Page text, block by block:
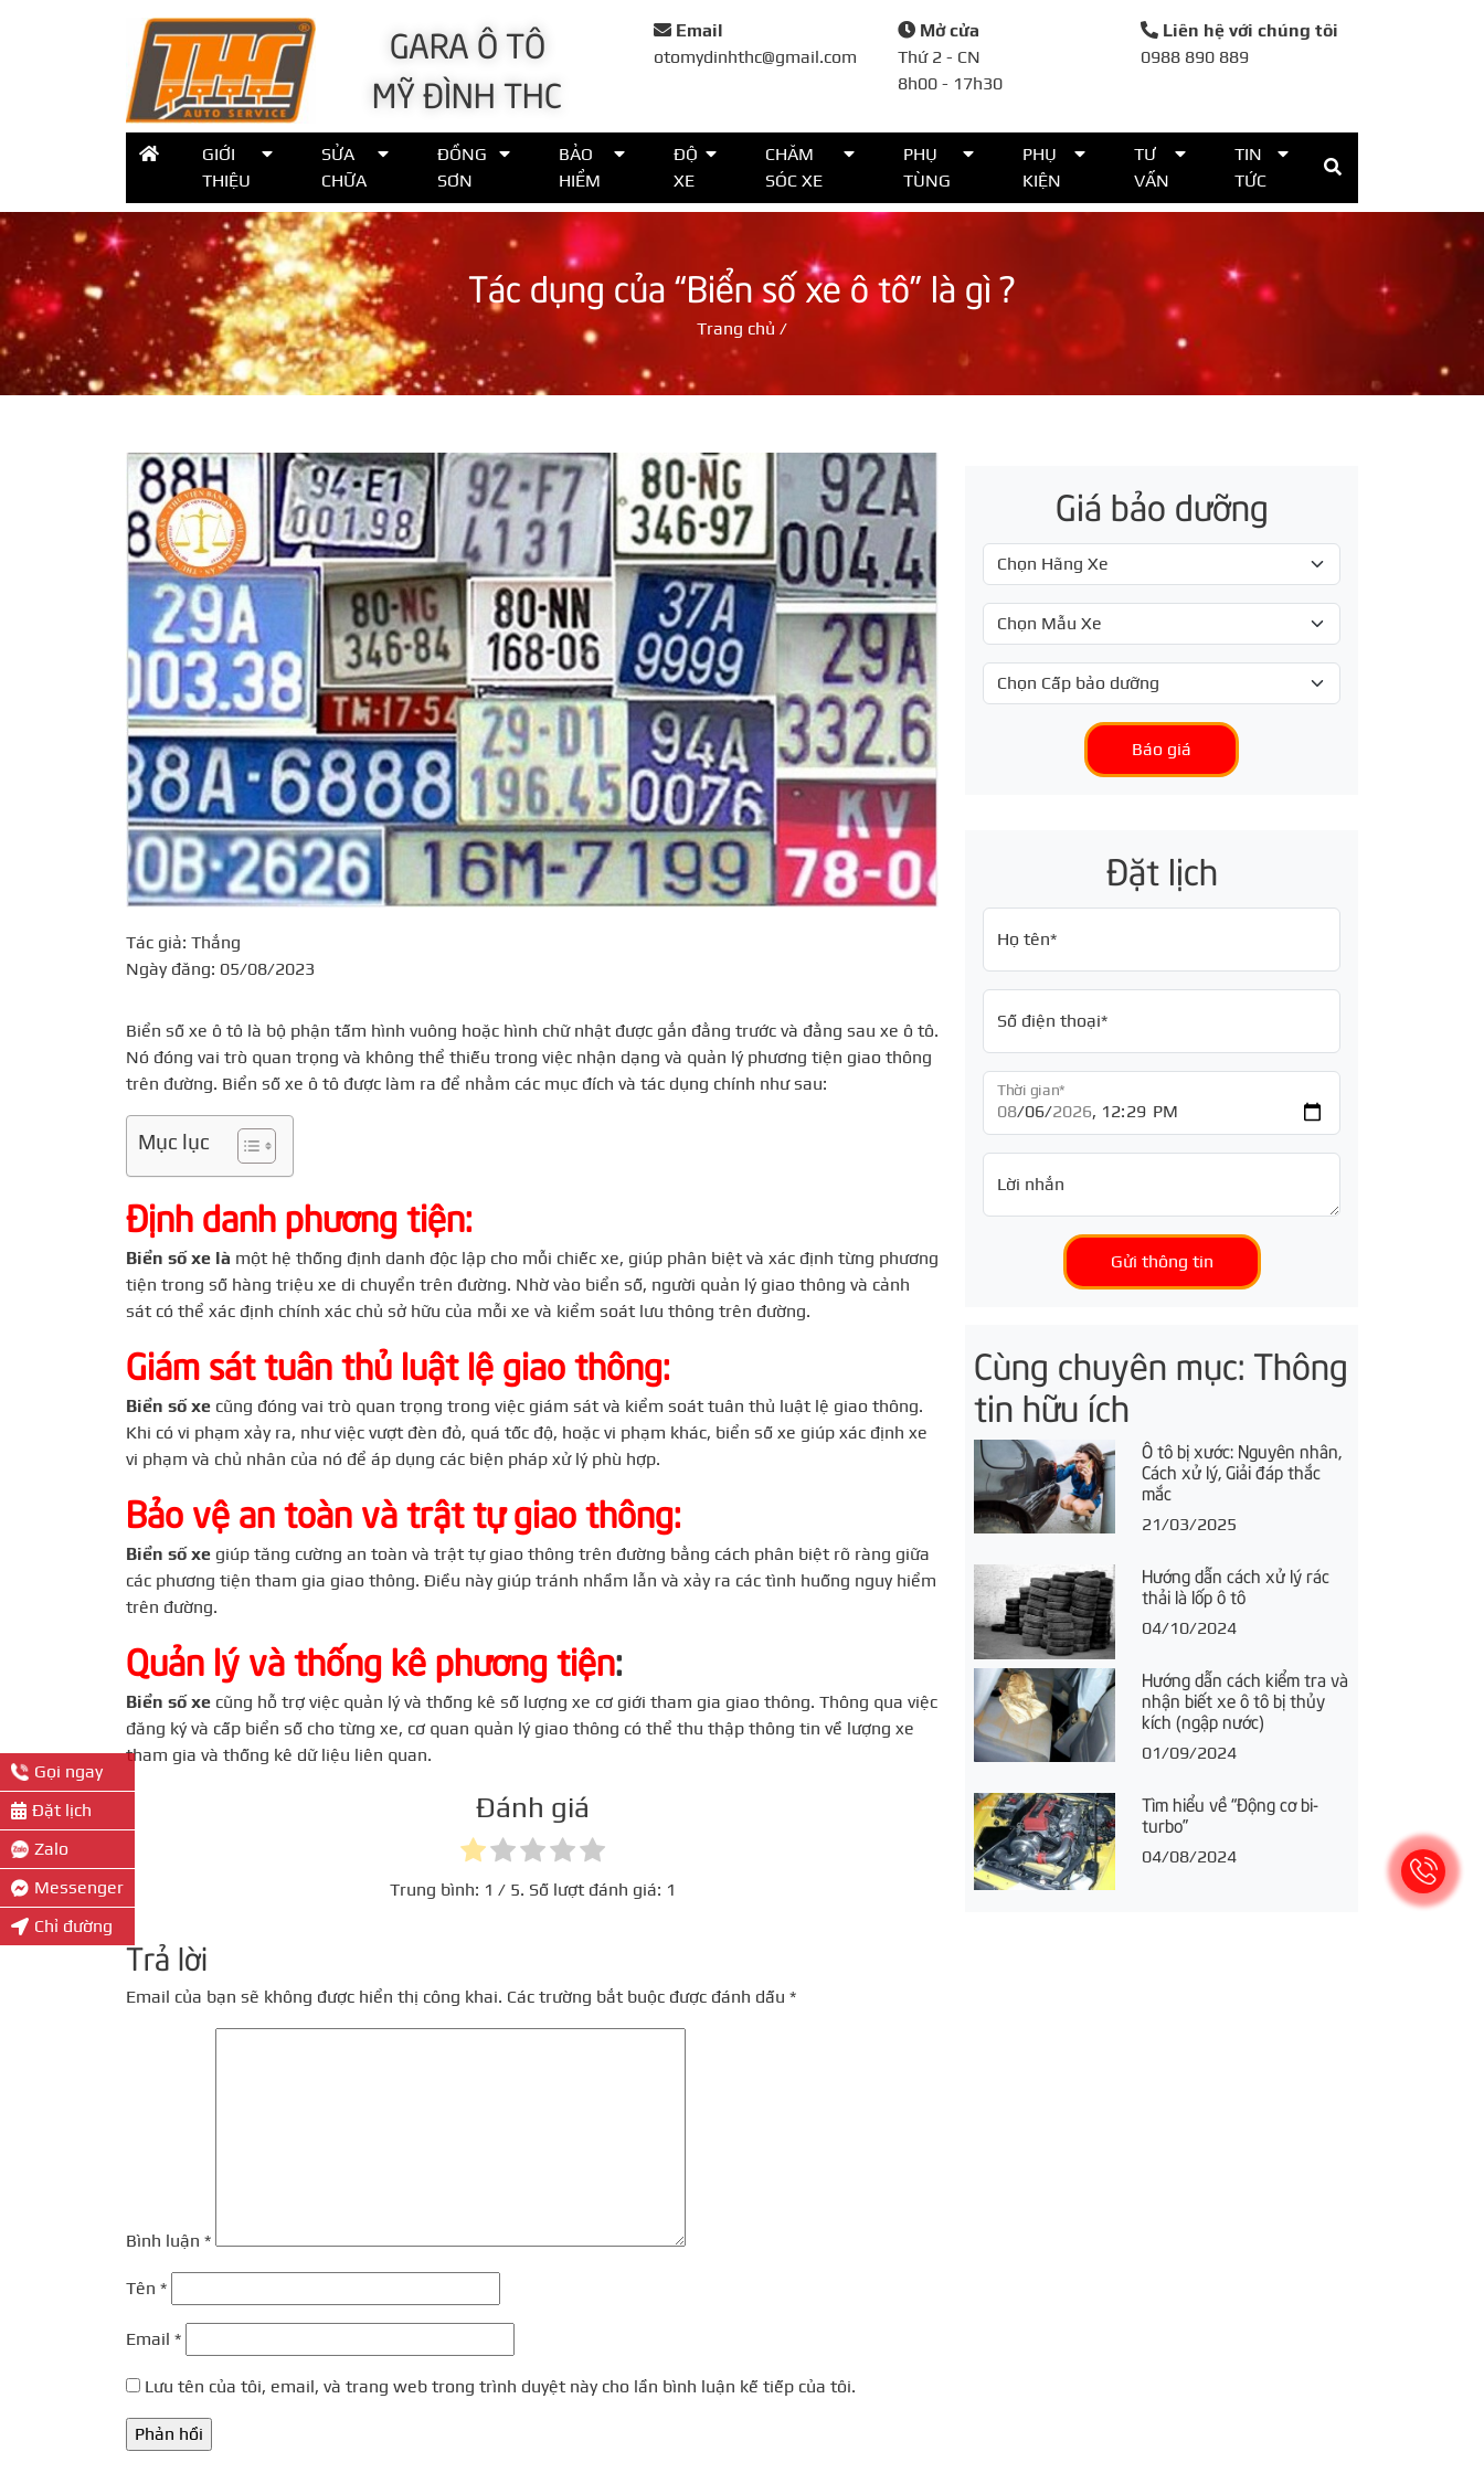
GARA Ô TÔ
MỸ ĐÌNH THC
Email
otomydinhthc@gmail.com
Mở cửa
Thứ 2 - CN
8h00 - 17h30
Liên hệ với chúng tôi
0988 890 889
GIỚI
THIỆU
SỬA
CHỮA
ĐỒNG
SƠN
BẢO
HIỂM
ĐỘ
XE
CHĂM
SÓC XE
PHỤ
TÙNG
PHỤ
KIỆN
TƯ
VẤN
TIN
TỨC
Đặt lịch
Họ tên*
Số điện thoại*
Thời gian*
Lời nhắn
Gửi thông tin
Tác dụng của “Biển số xe ô tô” là gì ?
Trang chủ /
Tác giả: Thắng
Ngày đăng: 05/08/2023
Biển số xe ô tô là bộ phận tấm hình vuông hoặc hình chữ nhật được gắn đằng trước và đằng sau xe ô tô.
Nó đóng vai trò quan trọng và không thể thiếu trong việc nhận dạng và quản lý phương tiện giao thông
trên đường. Biển số xe ô tô được làm ra để nhằm các mục đích và tác dụng chính như sau:
Mục lục
Định danh phương tiện:
Biển số xe là một hệ thống định danh độc lập cho mỗi chiếc xe, giúp phân biệt và xác định từng phương
tiện trong số hàng triệu xe di chuyển trên đường. Nhờ vào biển số, người quản lý giao thông và cảnh
sát có thể xác định chính xác chủ sở hữu của mỗi xe và kiểm soát lưu thông trên đường.
Giám sát tuân thủ luật lệ giao thông:
Biển số xe cũng đóng vai trò quan trọng trong việc giám sát và kiểm soát tuân thủ luật lệ giao thông.
Khi có vi phạm xảy ra, như việc vượt đèn đỏ, quá tốc độ, hoặc vi phạm khác, biển số xe giúp xác định xe
vi phạm và chủ nhân của nó để áp dụng các biện pháp xử lý phù hợp.
Bảo vệ an toàn và trật tự giao thông:
Biển số xe giúp tăng cường an toàn và trật tự giao thông trên đường bằng cách phân biệt rõ ràng giữa
các phương tiện tham gia giao thông. Điều này giúp tránh nhầm lẫn và xảy ra các tình huống nguy hiểm
trên đường.
Quản lý và thống kê phương tiện:
Biển số xe cũng hỗ trợ việc quản lý và thống kê số lượng xe cơ giới tham gia giao thông. Thông qua việc
đăng ký và cấp biển số cho từng xe, cơ quan quản lý giao thông có thể thu thập thông tin về lượng xe
tham gia và thống kê dữ liệu liên quan.
Đánh giá
Trung bình: 1 / 5. Số lượt đánh giá: 1
Trả lời
Email của bạn sẽ không được hiển thị công khai. Các trường bắt buộc được đánh dấu *
Bình luận *
Tên *
Email *
Lưu tên của tôi, email, và trang web trong trình duyệt này cho lần bình luận kế tiếp của tôi.
Giá bảo dưỡng
Báo giá
Đặt lịch
Họ tên*
Số điện thoại*
Thời gian*
Lời nhắn
Gửi thông tin
Cùng chuyên mục: Thông
tin hữu ích
Ô tô bị xước: Nguyên nhân,
Cách xử lý, Giải đáp thắc
mắc
21/03/2025
Hướng dẫn cách xử lý rác
thải là lốp ô tô
04/10/2024
Hướng dẫn cách kiểm tra và
nhận biết xe ô tô bị thủy
kích (ngập nước)
01/09/2024
Tìm hiểu về “Động cơ bi-
turbo”
04/08/2024
Gọi ngay
Đặt lịch
Zalo
Messenger
Chỉ đường